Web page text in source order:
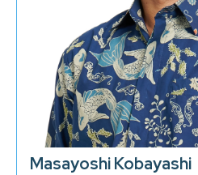
Masayoshi Kobayashi